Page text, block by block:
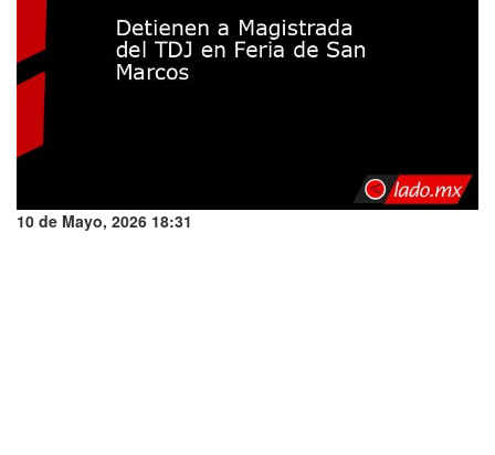
10 de Mayo, 2026 18:31